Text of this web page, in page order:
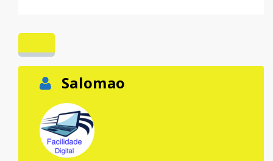
Salomao